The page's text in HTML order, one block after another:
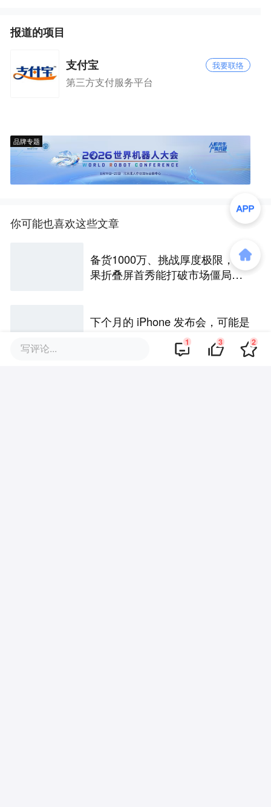
报道的项目
支付宝 我要联络
第三方支付服务平台
品牌专题
你可能也喜欢这些文章
备货1000万、挑战厚度极限，苹
果折叠屏首秀能打破市场僵局
下个月的 iPhone 发布会，可能是
五年来最有「活人感」的一次
写评论... 1 3 2